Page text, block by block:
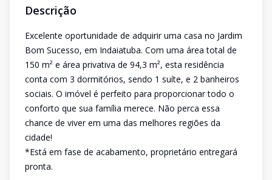
Descrição
Excelente oportunidade de adquirir uma casa no Jardim
Bom Sucesso, em Indaiatuba. Com uma área total de
150 m² e área privativa de 94,3 m², esta residência
conta com 3 dormitórios, sendo 1 suíte, e 2 banheiros
sociais. O imóvel é perfeito para proporcionar todo o
conforto que sua família merece. Não perca essa
chance de viver em uma das melhores regiões da
cidade!
*Está em fase de acabamento, proprietário entregará
pronta.